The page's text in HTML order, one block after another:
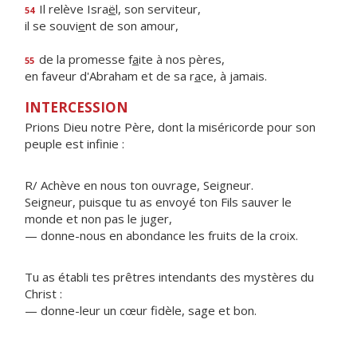
54 Il relève Israël, son serviteur,
il se souvient de son amour,
55 de la promesse faite à nos pères,
en faveur d'Abraham et de sa race, à jamais.
INTERCESSION
Prions Dieu notre Père, dont la miséricorde pour son
peuple est infinie :
R/ Achève en nous ton ouvrage, Seigneur.
Seigneur, puisque tu as envoyé ton Fils sauver le
monde et non pas le juger,
— donne-nous en abondance les fruits de la croix.
Tu as établi tes prêtres intendants des mystères du
Christ :
— donne-leur un cœur fidèle, sage et bon.